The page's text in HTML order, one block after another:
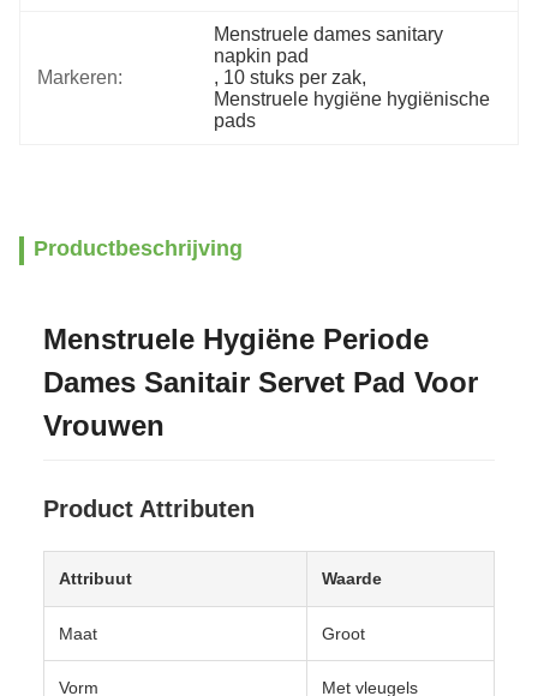
Markeren:
Menstruele dames sanitary
napkin pad
, 10 stuks per zak,
Menstruele hygiëne hygiënische
pads
Productbeschrijving
Menstruele Hygiëne Periode
Dames Sanitair Servet Pad Voor
Vrouwen
Product Attributen
Attribuut Waarde
Maat Groot
Vorm Met vleugels